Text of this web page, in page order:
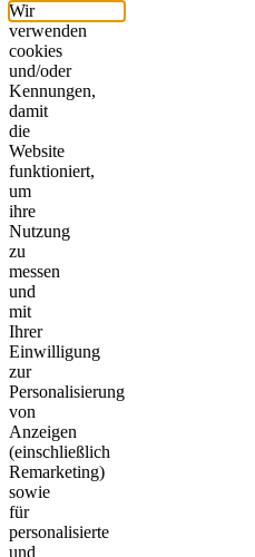
Wir
verwenden
cookies
und/oder
Kennungen,
damit
die
Website
funktioniert,
um
ihre
Nutzung
zu
messen
und
mit
Ihrer
Einwilligung
zur
Personalisierung
von
Anzeigen
(einschließlich
Remarketing)
sowie
für
personalisierte
und